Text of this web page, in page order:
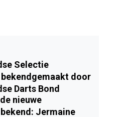
Selectie
door
Darts Bond
nieuwe
Jermaine